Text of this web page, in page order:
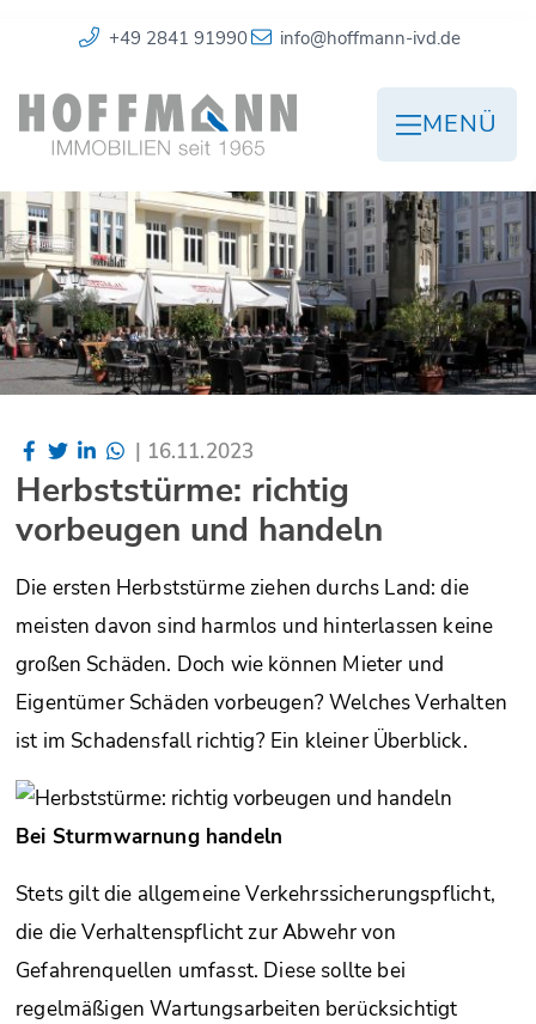
+49 2841 91990 info@hoffmann-ivd.de
MENÜ
| 16.11.2023
Herbststürme: richtig
vorbeugen und handeln
Die ersten Herbststürme ziehen durchs Land: die
meisten davon sind harmlos und hinterlassen keine
großen Schäden. Doch wie können Mieter und
Eigentümer Schäden vorbeugen? Welches Verhalten
ist im Schadensfall richtig? Ein kleiner Überblick.
Bei Sturmwarnung handeln
Stets gilt die allgemeine Verkehrssicherungspflicht,
die die Verhaltenspflicht zur Abwehr von
Gefahrenquellen umfasst. Diese sollte bei
regelmäßigen Wartungsarbeiten berücksichtigt